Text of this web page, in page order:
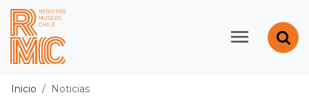
Contenido principal
Registro de Museos
Inicio Noticias